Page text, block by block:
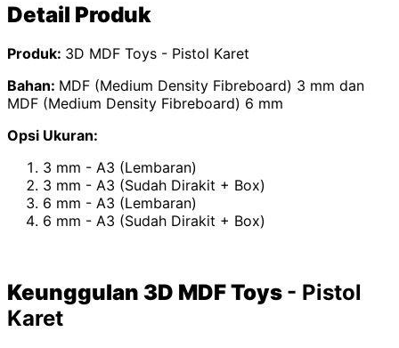
Detail Produk
Produk: 3D MDF Toys - Pistol Karet
Bahan: MDF (Medium Density Fibreboard) 3 mm dan
MDF (Medium Density Fibreboard) 6 mm
Opsi Ukuran:
3 mm - A3 (Lembaran)
3 mm - A3 (Sudah Dirakit + Box)
6 mm - A3 (Lembaran)
6 mm - A3 (Sudah Dirakit + Box)
Keunggulan 3D MDF Toys - Pistol
Karet